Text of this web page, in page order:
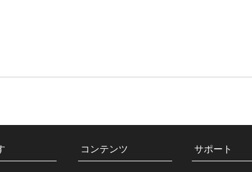
コンテンツ サポート